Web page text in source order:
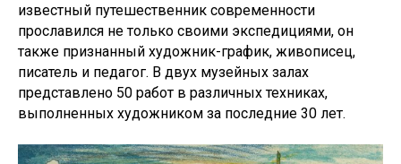
известный путешественник современности
прославился не только своими экспедициями, он
также признанный художник-график, живописец,
писатель и педагог. В двух музейных залах
представлено 50 работ в различных техниках,
выполненных художником за последние 30 лет.